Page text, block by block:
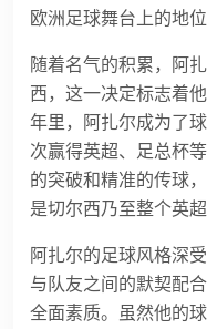
欧洲足球舞台上的地位
随着名气的积累，阿
西，这一决定标志着
年里，阿扎尔成为了
次赢得英超、足总杯
的突破和精准的传球
是切尔西乃至整个英
阿扎尔的足球风格深
与队友之间的默契配
全面素质。虽然他的